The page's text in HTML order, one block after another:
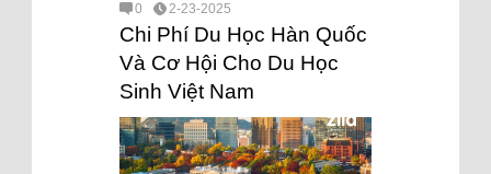
0 2-23-2025
Chi Phí Du Học Hàn Quốc
Và Cơ Hội Cho Du Học
Sinh Việt Nam